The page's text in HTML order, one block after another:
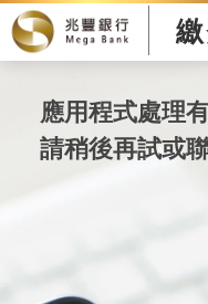
應用程式處理
請稍後再試或